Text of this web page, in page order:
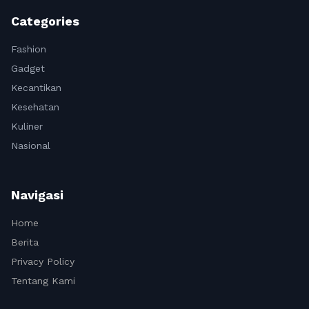
Categories
Fashion
Gadget
Kecantikan
Kesehatan
Kuliner
Nasional
Navigasi
Home
Berita
Privacy Policy
Tentang Kami